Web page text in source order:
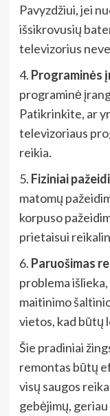
Pavyzdžiui, jei
išsikrovusių
televizorius
4. Programinės
programinė
Patikrinkite, ar
televizoriaus
reikia.
5. Fiziniai
matomų
korpuso
prietaisui
6. Paruošimas
problema
maitinimo
vietos, kad būtų
Šie pradiniai
remontas būtų
visų saugos
gebėjimų,